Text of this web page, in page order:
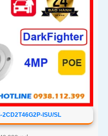
2CD2T46G2P-ISU/SL